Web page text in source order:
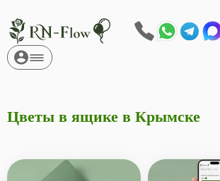
Цветы в ящике в Крымске